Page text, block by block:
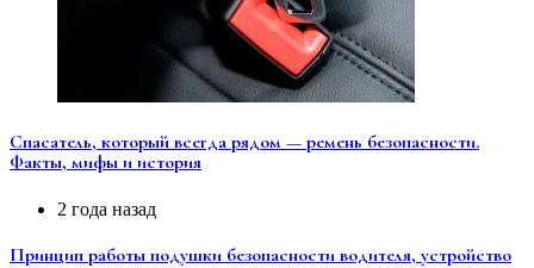
Спасатель, который всегда рядом — ремень безопасности.
Факты, мифы и история
2 года назад
Принцип работы подушки безопасности водителя, устройство